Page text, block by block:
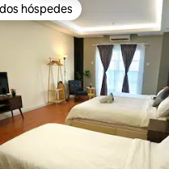
hóspedes
hóspedes